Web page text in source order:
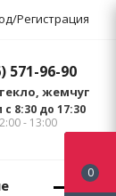
Регистрация
571-96-90
жемчуг
8:30 до 17:30
- 13:00
0